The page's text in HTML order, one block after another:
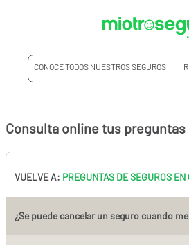
CONOCE TODOS NUESTROS SEGUROS
Consulta online tus
VUELVE A: PREGUNTAS DE SEGUROS
¿Se puede cancelar un seguro cuando